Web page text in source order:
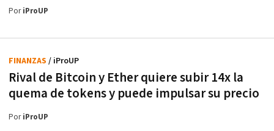
PoriProUP
Rival de Bitcoin y Ether quiere subir 14x la
quema de tokens y puede impulsar su precio
FINANZAS / iProUP
PoriProUP